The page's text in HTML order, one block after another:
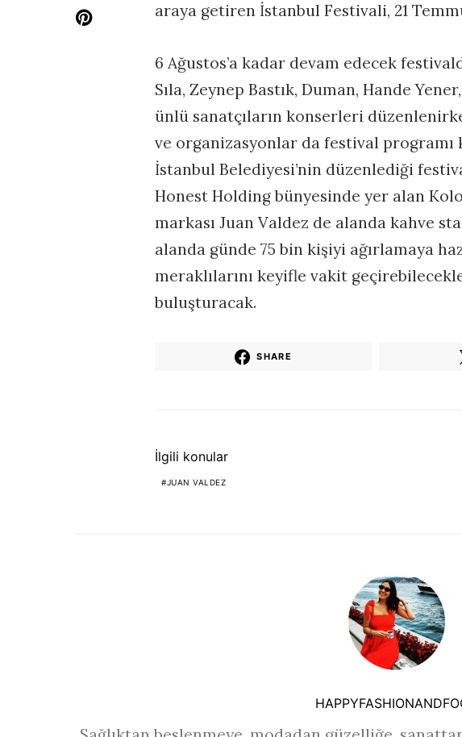
araya getiren İstanbul Festivali, 21
6 Ağustos’a kadar devam edecek
Sıla, Zeynep Bastık, Duman, Hande
ünlü sanatçıların konserleri
ve organizasyonlar da festival programı
İstanbul Belediyesi’nin düzenlediği
Honest Holding bünyesinde yer alan
markası Juan Valdez de alanda kahve
alanda günde 75 bin kişiyi ağırlamaya
meraklılarını keyifle vakit
buluşturacak.
SHARE
İlgili konular
JUAN VALDEZ